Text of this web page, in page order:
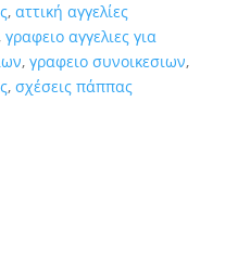
, αττική αγγελίες
γραφειο αγγελιες για
, γραφειο συνοικεσιων,
, σχέσεις πάππας